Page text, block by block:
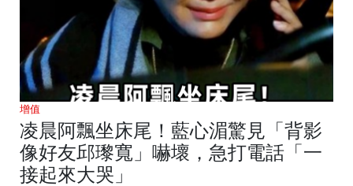
增值
凌晨阿飄坐床尾！藍心湄驚見「背影
像好友邱瓈寬」嚇壞，急打電話「一
接起來大哭」